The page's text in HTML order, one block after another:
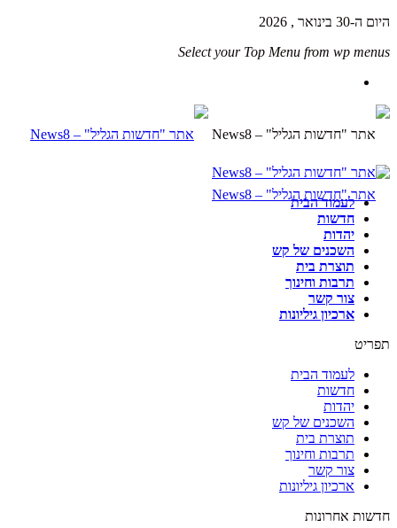
היום ה-30 בינואר , 2026
Select your Top Menu from wp menus
לעמוד הבית
חדשות
יהדות
השכנים של קש
תוצרת בית
תרבות וחינוך
צור קשר
ארכיון גיליונות
תפריט
לעמוד הבית
חדשות
יהדות
השכנים של קש
תוצרת בית
תרבות וחינוך
צור קשר
ארכיון גיליונות
חדשות אחרונות